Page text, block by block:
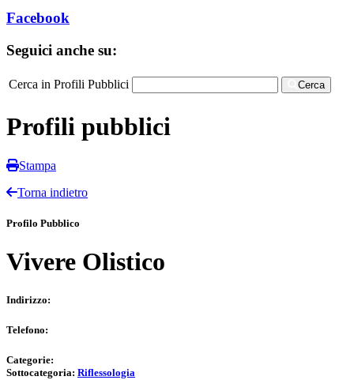
Facebook
Seguici anche su:
Cerca in Profili Pubblici Cerca
Profili pubblici
Stampa
Torna indietro
Profilo Pubblico
Vivere Olistico
Indirizzo:
Telefono:
Categorie:
Sottocategoria: Riflessologia